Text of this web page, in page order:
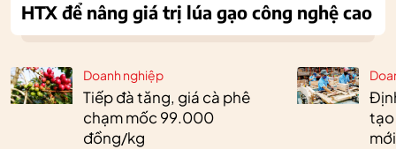
Doanh nghiệp
Tiếp đà tăng, giá cà phê
chạm mốc 99.000
đồng/kg
tạo
HTX để nâng giá trị lúa gạo công nghệ cao